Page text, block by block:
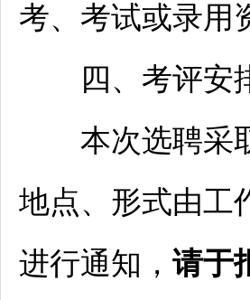
考、考试或录用
四、考评安
本次选聘采取
地点、形式由工
进行通知， 请于